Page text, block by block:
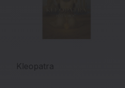
Kleopatra